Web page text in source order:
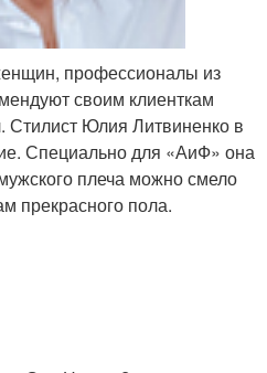
профессионалы из
своим клиенткам
Стилист Юлия Литвиненко в
Специально для «АиФ» она
плеча можно смело
прекрасного пола.